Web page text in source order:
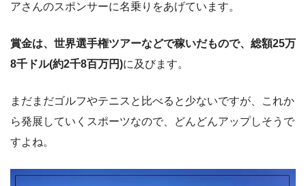
アさんのスポンサーに名乗りをあげています。
賞金は、世界選手権ツアーなどで稼いだもので、総額25万
8千ドル(約2千8百万円)に及びます。
まだまだゴルフやテニスと比べると少ないですが、これか
ら発展していくスポーツなので、どんどんアップしそうで
すよね。